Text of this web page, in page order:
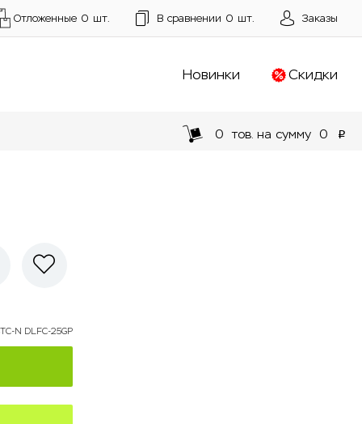
Отложенные 0 шт. В сравнении 0 шт. Заказы
Новинки Скидки
0 тов. на сумму 0 p
N DLFC-25GP